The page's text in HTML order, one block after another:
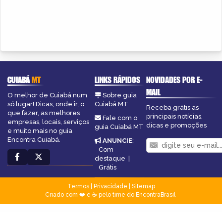
CUIABÁMT
O melhor de Cuiabá num
só lugar! Dicas, onde ir, o
que fazer, as melhores
empresas, locais, serviços
e muito mais no guia
Encontra Cuiabá.
LINKS RÁPIDOS
Sobre guia
Cuiabá MT
Fale com o
guia Cuiabá MT
ANUNCIE:
Com
destaque
Grátis
NOVIDADES POR E-
MAIL
Receba grátis as
principais notícias,
dicas e promoções
Termos| Privacidade
Sitemap
Criado com ❤️ e ☕ pelo time do EncontraBrasil